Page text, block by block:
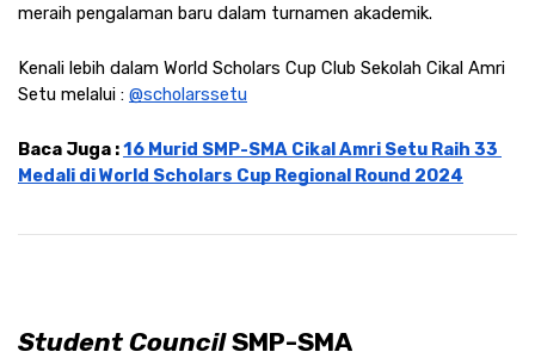
meraih pengalaman baru dalam turnamen akademik.
Kenali lebih dalam World Scholars Cup Club Sekolah Cikal Amri
Setu melalui : @scholarssetu
Baca Juga : 16 Murid SMP-SMA Cikal Amri Setu Raih 33
Medali di World Scholars Cup Regional Round 2024
Student Council SMP-SMA